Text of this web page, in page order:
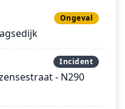
Ongeval
Incident
- N290